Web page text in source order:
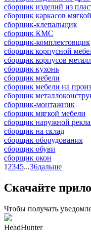
сборщик изделий из
сборщик каркасов
сборщик-клепальщик
сборщик КМС
сборщик-комплектовщик
сборщик корпусной
сборщик корпусов
сборщик кухонь
сборщик мебели
сборщик мебели на
сборщик
сборщик-монтажник
сборщик мягкой мебели
сборщик наружной
сборщик на склад
сборщик оборудования
сборщик обуви
сборщик окон
1 2345...36дальше
Скачайте
Чтобы получать
HeadHunter